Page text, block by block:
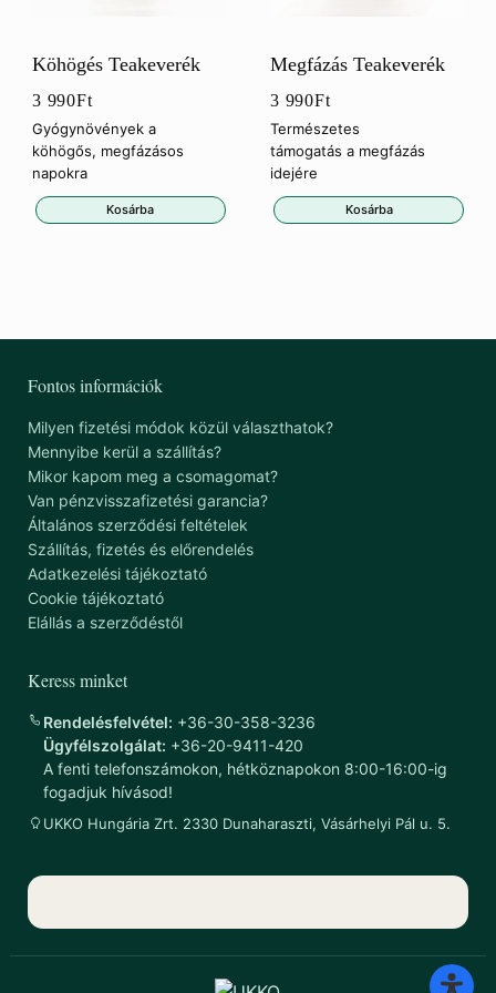
Köhögés Teakeverék
3 990Ft
Gyógynövények a
köhögős, megfázásos
napokra
Kosárba
Megfázás Teakeverék
3 990Ft
Természetes
támogatás a megfázás
idejére
Kosárba
Fontos információk
Milyen fizetési módok közül választhatok?
Mennyibe kerül a szállítás?
Mikor kapom meg a csomagomat?
Van pénzvisszafizetési garancia?
Általános szerződési feltételek
Szállítás, fizetés és előrendelés
Adatkezelési tájékoztató
Cookie tájékoztató
Elállás a szerződéstől
Keress minket
Rendelésfelvétel: +36-30-358-3236
Ügyfélszolgálat: +36-20-9411-420
A fenti telefonszámokon, hétköznapokon 8:00-16:00-ig
fogadjuk hívásod!
UKKO Hungária Zrt. 2330 Dunaharaszti, Vásárhelyi Pál u. 5.